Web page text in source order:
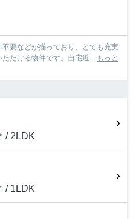
要などが揃っており、とても充実
だける物件です。自宅近...
もっと
/ 2LDK
/ 1LDK